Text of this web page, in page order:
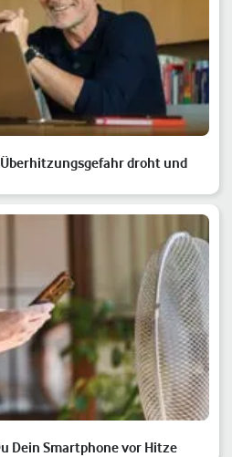
droht und
Dein Smartphone vor Hitze